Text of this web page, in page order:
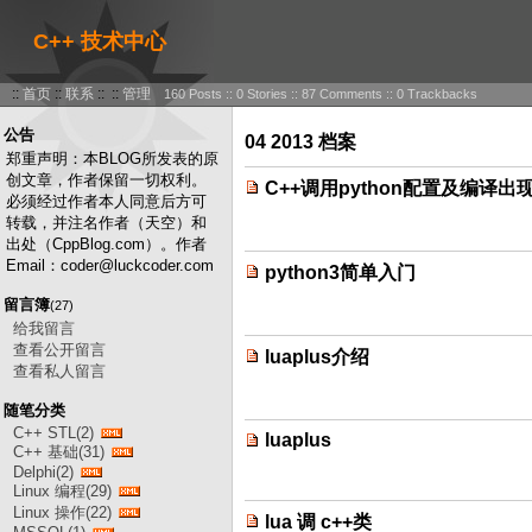
C++ 技术中心
:: 首页 :: 联系 :: :: 管理 160 Posts :: 0 Stories :: 87 Comments :: 0 Trackbacks
公告
郑重声明：本BLOG所发表的原
创文章，作者保留一切权利。
必须经过作者本人同意后方可
转载，并注名作者（天空）和
出处（CppBlog.com）。作者
Email：coder@luckcoder.com
留言簿(27)
给我留言
查看公开留言
查看私人留言
随笔分类
C++ STL(2)
C++ 基础(31)
Delphi(2)
Linux 编程(29)
Linux 操作(22)
04 2013 档案
C++调用python配置及编译出
python3简单入门
luaplus介绍
luaplus
lua 调 c++类